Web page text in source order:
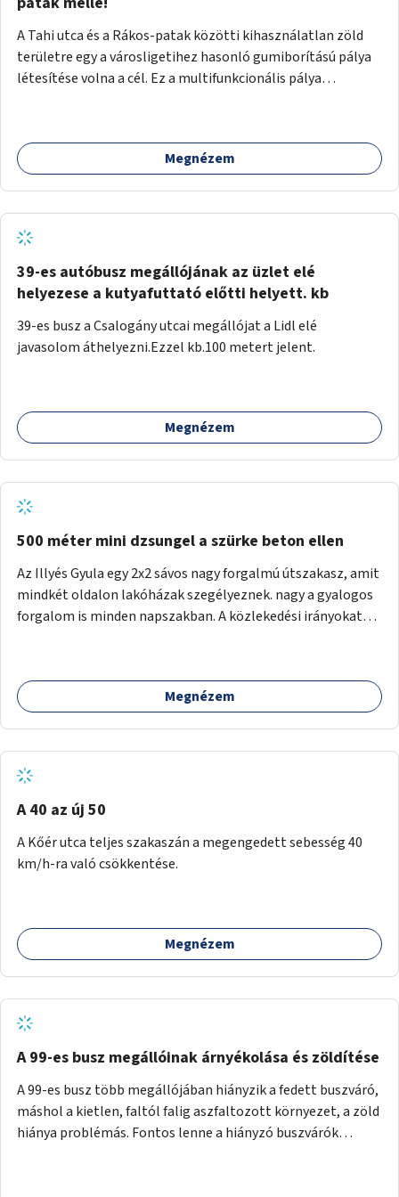
A Tahi utca és a Rákos-patak közötti kihasználatlan zöld
területre egy a városligetihez hasonló gumiborítású pálya
létesítése volna a cél. Ez a multifunkcionális pálya
Megnézem
39-es autóbusz megállójának az üzlet elé
helyezese a kutyafuttató előtti helyett. kb
39-es busz a Csalogány utcai megállójat a Lidl elé
javasolom áthelyezni.Ezzel kb.100 metert jelent.
Megnézem
500 méter mini dzsungel a szürke beton ellen
Az Illyés Gyula egy 2x2 sávos nagy forgalmú útszakasz, amit
mindkét oldalon lakóházak szegélyeznek. nagy a gyalogos
forgalom is minden napszakban. A közlekedési irányokat
szintű növényzettel, öntözőrendszerrel, esetleg
valamilyen vizes attrakcióval ami végfut mind az 500m-en.
Megnézem
A 40 az új 50
A Kőér utca teljes szakaszán a megengedett sebesség 40
km/h-ra való csökkentése.
Megnézem
A 99-es busz megállóinak árnyékolása és zöldítése
A 99-es busz több megállójában hiányzik a fedett buszváró,
máshol a kietlen, faltól falig aszfaltozott környezet, a zöld
hiánya problémás. Fontos lenne a hiányzó buszvárók